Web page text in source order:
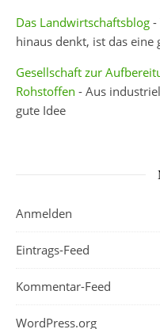
Das Landwirtschaftsblog -
hinaus denkt, ist das eine
Gesellschaft zur
Rohstoffen - Aus
gute Idee
Anmelden
Eintrags-Feed
Kommentar-Feed
WordPress.org